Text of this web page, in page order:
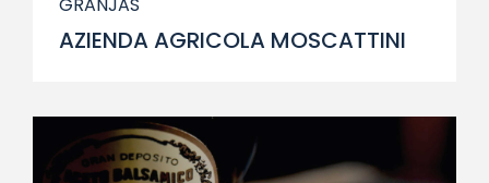
AZIENDA AGRICOLA MOSCATTINI